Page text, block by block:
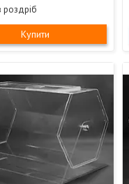
роздріб
Купити